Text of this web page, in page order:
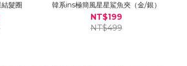
髮圈 韓系ins極簡風星星鯊魚夾（金/銀）
NT$199
NT$499